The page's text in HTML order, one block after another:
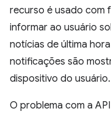
recurso é usado com
informar ao usuário
notícias de última
notificações são
dispositivo do usuário.
O problema com a